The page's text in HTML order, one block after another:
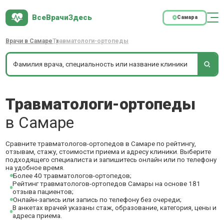
ВсеВрачиЗдесь Самара
Врачи в СамареТравматологи-ортопеды
Травматологи-ортопеды
в Самаре
Сравните травматологов-ортопедов в Самаре по рейтингу,
отзывам, стажу, стоимости приема и адресу клиники. Выберите
подходящего специалиста и запишитесь онлайн или по телефону
на удобное время.
Более 40 травматологов-ортопедов;
Рейтинг травматологов-ортопедов Самары на основе 181
отзыва пациентов;
Онлайн-запись или запись по телефону без очереди;
В анкетах врачей указаны стаж, образование, категория, цены и
адреса приема.